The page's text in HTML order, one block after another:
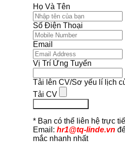
Họ Và Tên
Số Điện Thoại
Email
Vị Trí Ứng Tuyển
Tải lên CV/Sơ yếu lí lịch
Tải CV
* Bạn có thể liên hệ trực
Email: hr1@tq-linde.vn
mắc nhanh nhất